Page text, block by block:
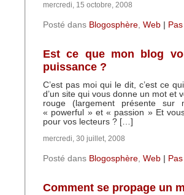
mercredi, 15 octobre, 2008
Posté dans Blogosphère, Web
Est ce que mon blog
puissance ?
C’est pas moi qui le dit, c’est ce
d’un site qui vous donne un mot et
rouge (largement présente
« powerful » et « passion » Et
pour vos lecteurs ? […]
mercredi, 30 juillet, 2008
Posté dans Blogosphère, Web
Comment se propage un